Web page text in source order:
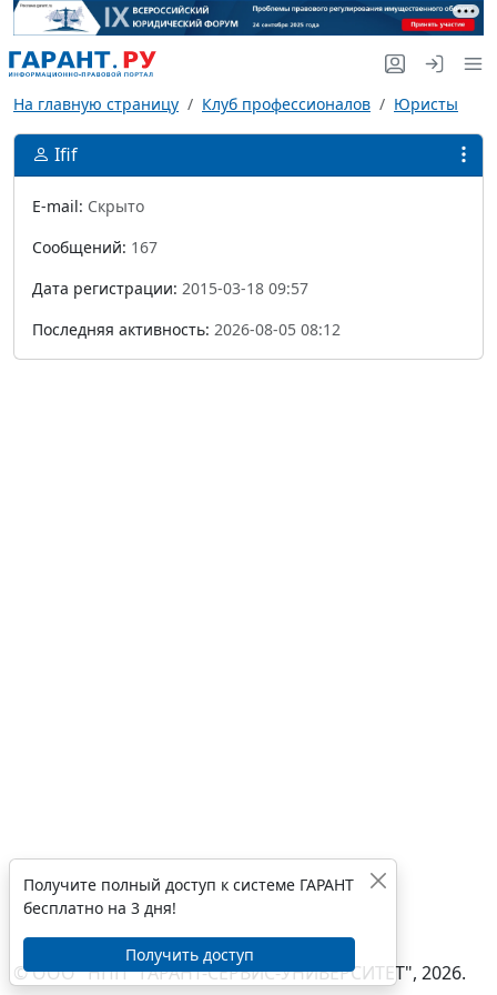
На главную страницу Клуб профессионалов Юристы
Ifif
E-mail: Скрыто
Сообщений: 167
Дата регистрации: 2015-03-18 09:57
Последняя активность: 2026-08-05 08:12
© ООО "НПП "ГАРАНТ-СЕРВИС-УНИВЕРСИТЕТ", 2026.
Получите полный доступ к системе ГАРАНТ
бесплатно на 3 дня!
Получить доступ